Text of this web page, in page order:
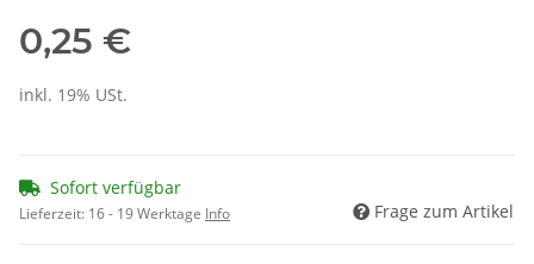
0,25 €
inkl. 19% USt.
Sofort verfügbar
Lieferzeit: 16 - 19 Werktage Info Frage zum Artikel